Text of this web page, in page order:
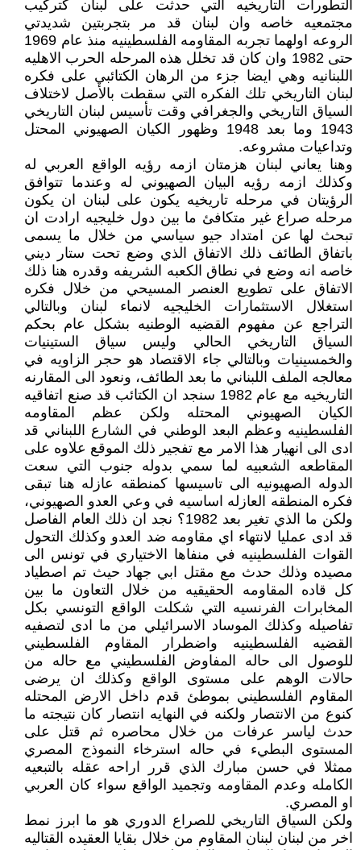
التطورات التاريخيه التي حدثت على لبنان كتركيب
مجتمعيه خاصه وان لبنان قد مر بتجربتين شديدتي
الروعه اولهما تجربه المقاومه الفلسطينيه منذ عام 1969
حتى 1982 وان كان قد تخلل هذه المرحله الحرب الاهليه
اللبنانيه وهي ايضا جزء من الرهان الكتائبي على فكره
لبنان التاريخي تلك الفكره التي سقطت بالأصل لاختلاف
السياق التاريخي والجغرافي وقت تأسيس لبنان التاريخي
1943 وما بعد 1948 وظهور الكيان الصهيوني المحتل
وتداعيات مشروعه.
وهنا يعاني لبنان هزمتان ازمه رؤيه الواقع العربي له
وكذلك ازمه رؤيه البيان الصهيوني له وعندما تتوافق
الرؤيتان في مرحله تاريخيه يكون على لبنان ان يكون
مرحله صراع غير متكافئ ما بين دول خليجيه ارادت ان
تبحث لها عن امتداد جيو سياسي من خلال ما يسمى
باتفاق الطائف ذلك الاتفاق الذي وضع تحت ستار ديني
خاصه انه وضع في نطاق الكعبه الشريفه وقدره هنا ذلك
الاتفاق على تطويع العنصر المسيحي من خلال فكره
استغلال الاستثمارات الخليجيه لانماء لبنان وبالتالي
التراجع عن مفهوم القضيه الوطنيه بشكل عام بحكم
السياق التاريخي الحالي وليس سياق الستينيات
والخمسينيات وبالتالي جاء الاقتصاد هو حجر الزاويه في
معالجه الملف اللبناني ما بعد الطائف، ونعود الى المقارنه
التاريخيه مع عام 1982 سنجد ان الكتائب قد صنع اتفاقيه
الكيان الصهيوني المحتله ولكن عظم المقاومه
الفلسطينيه وعظم البعد الوطني في الشارع اللبناني قد
ادى الى انهيار هذا الامر مع تفجير ذلك الموقع علاوه على
المقاطعه الشعبيه لما سمي بدوله جنوب التي سعت
الدوله الصهيونيه الى تاسيسها كمنطقه عازله هنا تبقى
فكره المنطقه العازله اساسيه في وعي العدو الصهيوني،
ولكن ما الذي تغير بعد 1982؟ نجد ان ذلك العام الفاصل
قد ادى عمليا لانتهاء اي مقاومه ضد العدو وكذلك التحول
القوات الفلسطينيه في منفاها الاختياري في تونس الى
مصيده وذلك حدث مع مقتل ابي جهاد حيث تم اصطياد
كل قاده المقاومه الحقيقيه من خلال التعاون ما بين
المخابرات الفرنسيه التي شكلت الواقع التونسي بكل
تفاصيله وكذلك الموساد الاسرائيلي من ما ادى لتصفيه
القضيه الفلسطينيه واضطرار المقاوم الفلسطيني
للوصول الى حاله المفاوض الفلسطيني مع حاله من
حالات الوهم على مستوى الواقع وكذلك ان يرضى
المقاوم الفلسطيني بموطئ قدم داخل الارض المحتله
كنوع من الانتصار ولكنه في النهايه انتصار كان نتيجته ما
حدث لياسر عرفات من خلال محاصره ثم قتل على
المستوى البطيء في حاله استرخاء النموذج المصري
ممثلا في حسن مبارك الذي قرر اراحه عقله بالتبعيه
الكامله وعدم المقاومه وتجميد الواقع سواء كان العربي
او المصري.
ولكن السياق التاريخي للصراع الدوري هو ما ابرز نمط
اخر من لبنان لبنان المقاوم من خلال بقايا العقيده القتاليه